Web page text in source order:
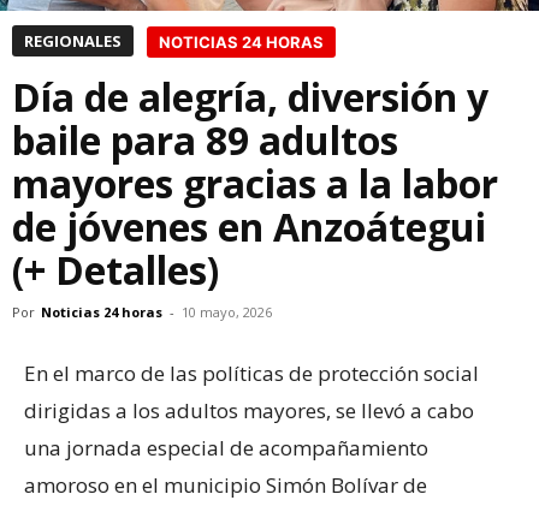
REGIONALES NOTICIAS 24 HORAS
Día de alegría, diversión y
baile para 89 adultos
mayores gracias a la labor
de jóvenes en Anzoátegui
(+ Detalles)
Por Noticias 24 horas - 10 mayo, 2026
En el marco de las políticas de protección social
dirigidas a los adultos mayores, se llevó a cabo
una jornada especial de acompañamiento
amoroso en el municipio Simón Bolívar de